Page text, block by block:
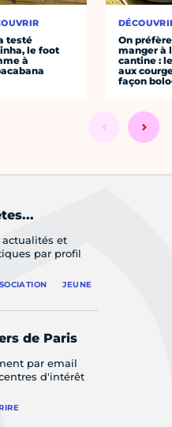
testé
le foot
à
On préfère
manger à
cantine :
aux
façon
actualités et
par profil
JEUNE
de Paris
par email
d'intérêt